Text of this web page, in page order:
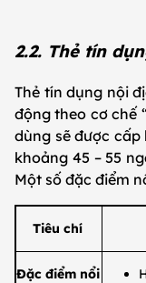
2.2. Thẻ tín
Thẻ tín dụng nội
động theo cơ chế
dùng sẽ được
khoảng 45 – 55
Một số đặc điểm
​​Tiêu chí
​Đặc điểm nổi